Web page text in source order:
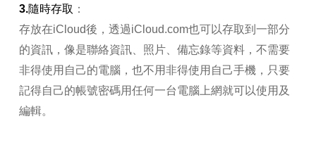
3.隨時存取 ：
存放在iCloud後，透過iCloud.com也可以存取到一部分
的資訊，像是聯絡資訊、照片、備忘錄等資料，不需要
非得使用自己的電腦，也不用非得使用自己手機，只要
記得自己的帳號密碼用任何一台電腦上網就可以使用及
編輯。